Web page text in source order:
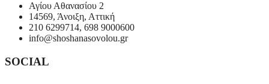
Αγίου Αθανασίου 2
14569, Άνοιξη, Αττική
210 6299714, 698 9000600
info@shoshanasovolou.gr
SOCIAL